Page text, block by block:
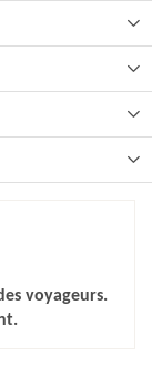
voyageurs.